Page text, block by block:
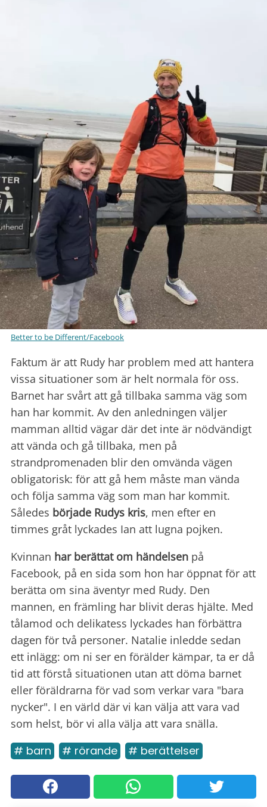
Better to be Different/Facebook
Faktum är att Rudy har problem med att hantera
vissa situationer som är helt normala för oss.
Barnet har svårt att gå tillbaka samma väg som
han har kommit. Av den anledningen väljer
mamman alltid vägar där det inte är nödvändigt
att vända och gå tillbaka, men på
strandpromenaden blir den omvända vägen
obligatorisk: för att gå hem måste man vända
och följa samma väg som man har kommit.
Således började Rudys kris, men efter en
timmes gråt lyckades Ian att lugna pojken.
Kvinnan har berättat om händelsen på
Facebook, på en sida som hon har öppnat för att
berätta om sina äventyr med Rudy. Den
mannen, en främling har blivit deras hjälte. Med
tålamod och delikatess lyckades han förbättra
dagen för två personer. Natalie inledde sedan
ett inlägg: om ni ser en förälder kämpar, ta er då
tid att förstå situationen utan att döma barnet
eller föräldrarna för vad som verkar vara "bara
nycker". I en värld där vi kan välja att vara vad
som helst, bör vi alla välja att vara snälla.
# barn # rörande # berättelser